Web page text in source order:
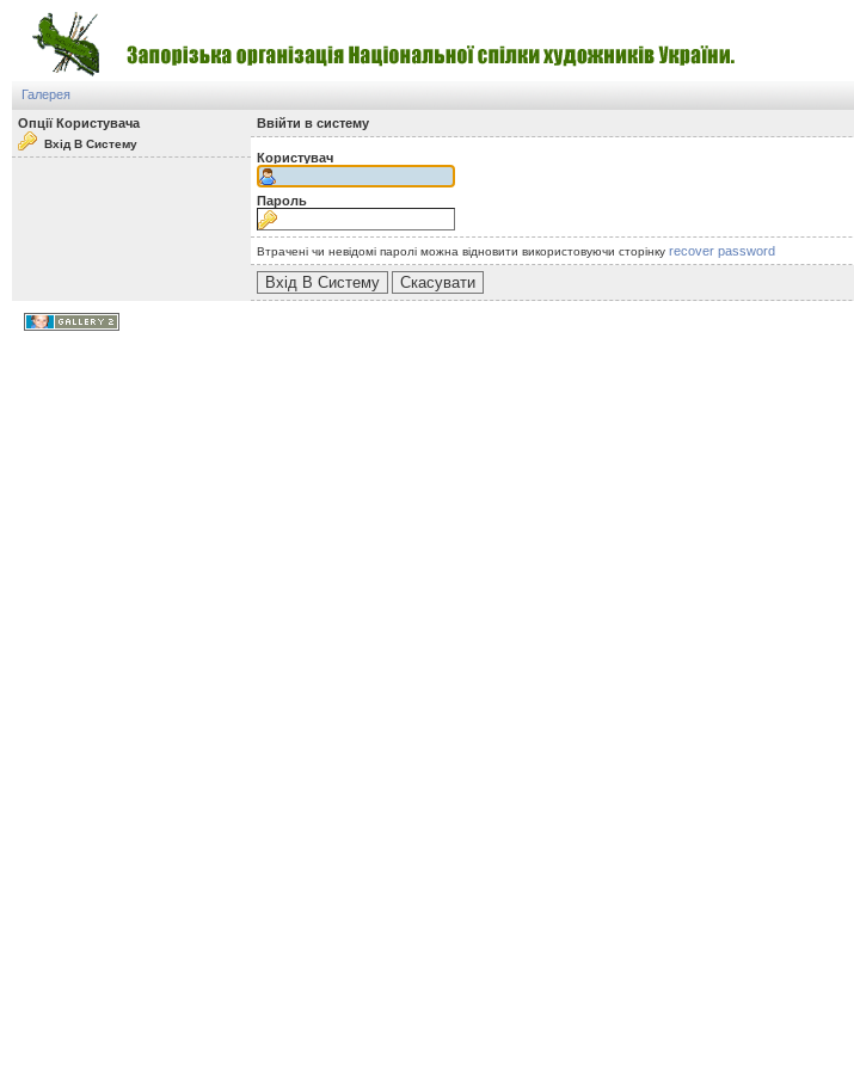
Галерея
Опції Користувача
Вхід В Систему
Ввійти в систему
Користувач
Пароль
Втрачені чи невідомі паролі можна відновити використовуючи сторінку recover password